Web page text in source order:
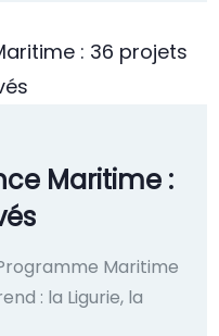
Maritime :
Maritime
: la Ligurie, la